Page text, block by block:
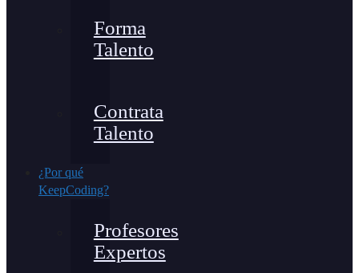
Forma
Talento
Contrata
Talento
¿Por qué
KeepCoding?
Profesores
Expertos